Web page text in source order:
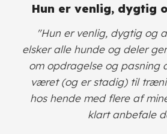
Hun er venlig, dygtig
"Hun er venlig, dygtig og
elsker alle hunde og deler
om opdragelse og pasning
været (og er stadig) til
hos hende med flere af
klart anbefale